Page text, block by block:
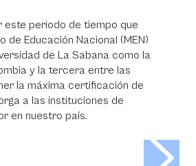
este periodo de tiempo que
de Educación Nacional (MEN)
de La Sabana como la
y la tercera entre las
la máxima certificación de
a las instituciones de
en nuestro país.